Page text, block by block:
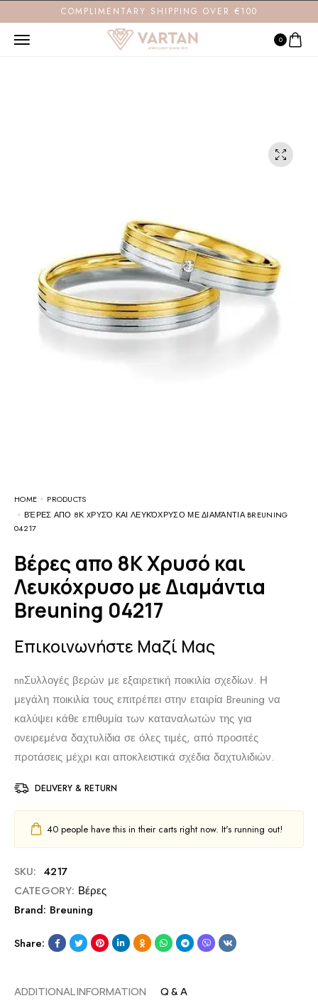
COMPLIMENTARY SHIPPING OVER €100
0
HOME
PRODUCTS
ΒΈΡΕΣ ΑΠΟ 8Κ XΡΥΣΌ ΚΑΙ ΛΕΥΚΌΧΡΥΣΟ ΜΕ ΔΙΑΜΆΝΤΙΑ BREUNING
04217
Βέρες απο 8Κ Xρυσό και
Λευκόχρυσο με Διαμάντια
Breuning 04217
Επικοινωνήστε Μαζί Μας
nnΣυλλογές βερών με εξαιρετική ποικιλία σχεδίων. Η
μεγάλη ποικιλία τους επιτρέπει στην εταιρία Breuning να
καλύψει κάθε επιθυμία των καταναλωτών της για
ονειρεμένα δαχτυλίδια σε όλες τιμές, από προσιτές
προτάσεις μέχρι και αποκλειστικά σχέδια δαχτυλιδιών.
DELIVERY & RETURN
40 people have this in their carts right now. It's running out!
SKU: 4217
CATEGORY: Βέρες
Brand: Breuning
Share:
ADDITIONAL INFORMATION Q & A